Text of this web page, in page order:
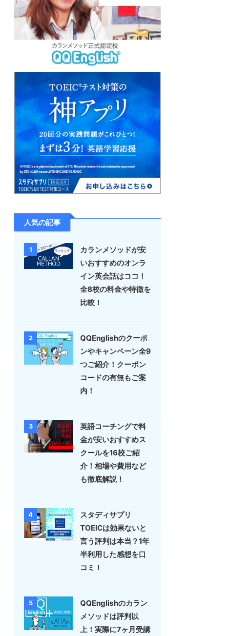
人気の記事
1
カランメソッドが安
いおすすめのオンラ
イン英会話はココ！
全8校の料金や特徴を
比較！
2
QQEnglishのクーポ
ンやキャンペーン全9
つご紹介！クーポン
コードの有無もご案
内！
3
英語コーチングで料
金が安いおすすめス
クールを16校ご紹
介！相場や費用など
も徹底解説！
4
スタディサプリ
TOEICは効果ないと
言う評判は本当？1年
半利用した感想を口
コミ！
5
QQEnglishのカラン
メソッドは評判以
上！実際に7ヶ月受講